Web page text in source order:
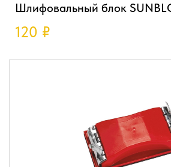
Шлифовальный блок
120 ₽